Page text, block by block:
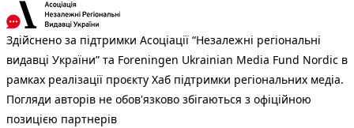
Здійснено за підтримки Асоціації “Незалежні регіональні
видавці України” та Foreningen Ukrainian Media Fund Nordic в
рамках реалізації проєкту Хаб підтримки регіональних медіа.
Погляди авторів не обов'язково збігаються з офіційною
позицією партнерів